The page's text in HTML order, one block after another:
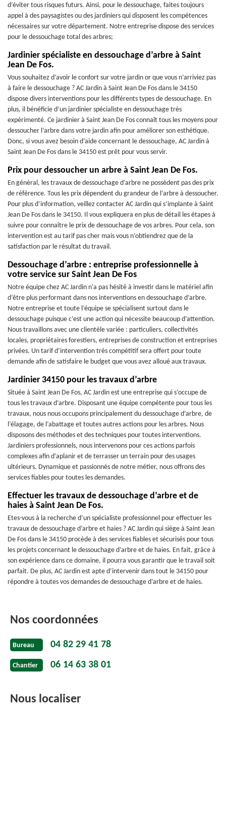
d’éviter tous risques futurs. Ainsi, pour le dessouchage, faites toujours
appel à des paysagistes ou des jardiniers qui disposent les compétences
nécessaires sur votre département. Notre entreprise dispose des services
pour le dessouchage total des arbres;
Jardinier spécialiste en dessouchage d’arbre à Saint
Jean De Fos.
Vous souhaitez d’avoir le confort sur votre jardin or que vous n’arriviez pas
à faire le dessouchage ? AC Jardin à Saint Jean De Fos dans le 34150
dispose divers interventions pour les différents types de dessouchage. En
plus, il bénéficie d’un jardinier spécialiste en dessouchage très
expérimenté. Ce jardinier à Saint Jean De Fos connaît tous les moyens pour
dessoucher l’arbre dans votre jardin afin pour améliorer son esthétique.
Donc, si vous avez besoin d’aide concernant le dessouchage, AC Jardin à
Saint Jean De Fos dans le 34150 est prêt pour vous servir.
Prix pour dessoucher un arbre à Saint Jean De Fos.
En général, les travaux de dessouchage d’arbre ne possèdent pas des prix
de référence. Tous les prix dépendent du grandeur de l’arbre à dessoucher.
Pour plus d’information, veillez contacter AC Jardin qui s’implante à Saint
Jean De Fos dans le 34150. Il vous expliquera en plus de détail les étapes à
suivre pour connaître le prix de dessouchage de vos arbres. Pour cela, son
intervention est au tarif pas cher mais vous n’obtiendrez que de la
satisfaction par le résultat du travail.
Dessouchage d’arbre : entreprise professionnelle à
votre service sur Saint Jean De Fos
Notre équipe chez AC Jardin n'a pas hésité à investir dans le matériel afin
d’être plus performant dans nos interventions en dessouchage d’arbre.
Notre entreprise et toute l’équipe se spécialisent surtout dans le
dessouchage puisque c’est une action qui nécessite beaucoup d’attention.
Nous travaillons avec une clientèle variée : particuliers, collectivités
locales, propriétaires forestiers, entreprises de construction et entreprises
privées. Un tarif d’intervention très compétitif sera offert pour toute
demande afin de satisfaire le budget que vous avez alloué aux travaux.
Jardinier 34150 pour les travaux d’arbre
Située à Saint Jean De Fos, AC Jardin est une entreprise qui s’occupe de
tous les travaux d’arbre. Disposant une équipe compétente pour tous les
travaux, nous nous occupons principalement du dessouchage d’arbre, de
l’élagage, de l’abattage et toutes autres actions pour les arbres. Nous
disposons des méthodes et des techniques pour toutes interventions.
Jardiniers professionnels, nous intervenons pour ces actions parfois
complexes afin d’aplanir et de terrasser un terrain pour des usages
ultérieurs. Dynamique et passionnés de notre métier, nous offrons des
services fiables pour toutes les demandes.
Effectuer les travaux de dessouchage d’arbre et de
haies à Saint Jean De Fos.
Etes-vous à la recherche d’un spécialiste professionnel pour effectuer les
travaux de dessouchage d’arbre et haies ? AC Jardin qui siège à Saint Jean
De Fos dans le 34150 procède à des services fiables et sécurisés pour tous
les projets concernant le dessouchage d’arbre et de haies. En fait, grâce à
son expérience dans ce domaine, il pourra vous garantir que le travail soit
parfait. De plus, AC Jardin est apte d’intervenir dans tout le 34150 pour
répondre à toutes vos demandes de dessouchage d’arbre et de haies.
Nos coordonnées
Bureau 04 82 29 41 78
Chantier 06 14 63 38 01
Nous localiser